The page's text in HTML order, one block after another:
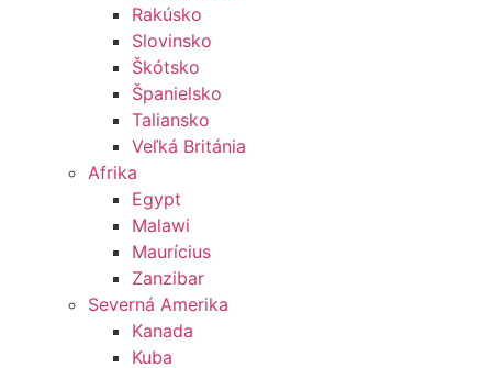
Rakúsko
Slovinsko
Škótsko
Španielsko
Taliansko
Veľká Británia
Afrika
Egypt
Malawi
Maurícius
Zanzibar
Severná Amerika
Kanada
Kuba